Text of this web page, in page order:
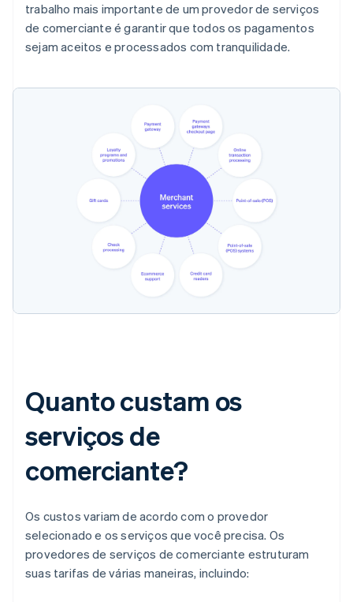
trabalho mais importante de um provedor de serviços
de comerciante é garantir que todos os pagamentos
sejam aceitos e processados com tranquilidade.
Quanto custam os
serviços de
comerciante?
Os custos variam de acordo com o provedor
selecionado e os serviços que você precisa. Os
provedores de serviços de comerciante estruturam
suas tarifas de várias maneiras, incluindo: